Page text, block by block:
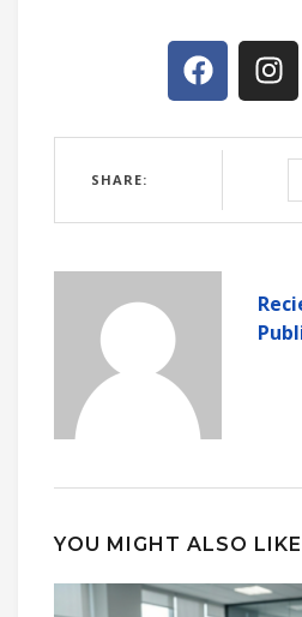
SHARE:
YOU MIGHT ALSO LIKE